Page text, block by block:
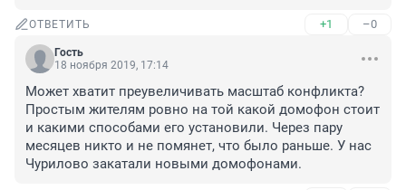
ОТВЕТИТЬ +1 –0
Гость
18 ноября 2019, 17:14
Может хватит преувеличивать масштаб конфликта?
Простым жителям ровно на той какой домофон стоит
и какими способами его установили. Через пару
месяцев никто и не помянет, что было раньше. У нас
Чурилово закатали новыми домофонами.